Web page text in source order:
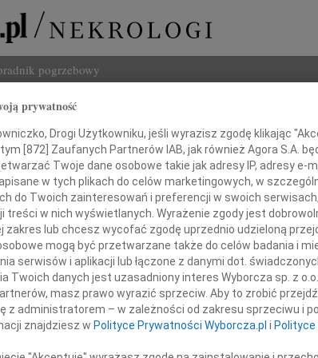
pogrzebowy
Pani
Agacie Dembskiej
prywatność
Drogi Użytkowniku, jeśli wyrazisz zgodę klikając
[872] Zaufanych Partnerów IAB, jak również Agora S.A.
Twoje dane osobowe takie jak adresy IP, adresy e-
w tych plikach do celów marketingowych, w
do Twoich zainteresowań i preferencji w swoich
treści w nich wyświetlanych. Wyrażenie zgody jest
zakres lub chcesz wycofać zgodę uprzednio udzieloną
mogą być przetwarzane także do celów badania i
serwisów i aplikacji lub łączone z danymi dot.
Twoich danych jest uzasadniony interes Wyborcza sp. z
masz prawo wyrazić sprzeciw. Aby to zrobić
z administratorem – w zależności od zakresu sprzeciwu i
znajdziesz w Polityce Prywatności Wyborcza.pl i Polityce